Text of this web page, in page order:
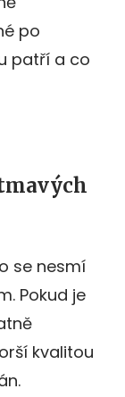
po
patří a co
se nesmí
Pokud je
kvalitou